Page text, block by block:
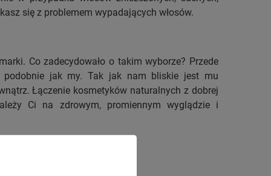
się z problemem wypadających włosów.
Co zadecydowało o takim wyborze? Przede
jak my. Tak jak nam bliskie jest mu
Łączenie kosmetyków naturalnych z dobrej
Ci na zdrowym, promiennym wyglądzie i